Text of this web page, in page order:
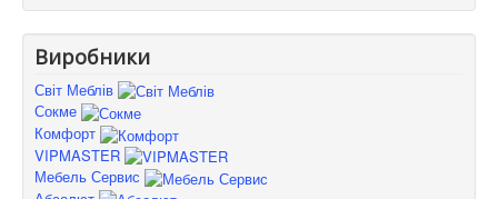
Виробники
Світ Меблів
Сокме
Комфорт
VIPMASTER
Мебель Сервис